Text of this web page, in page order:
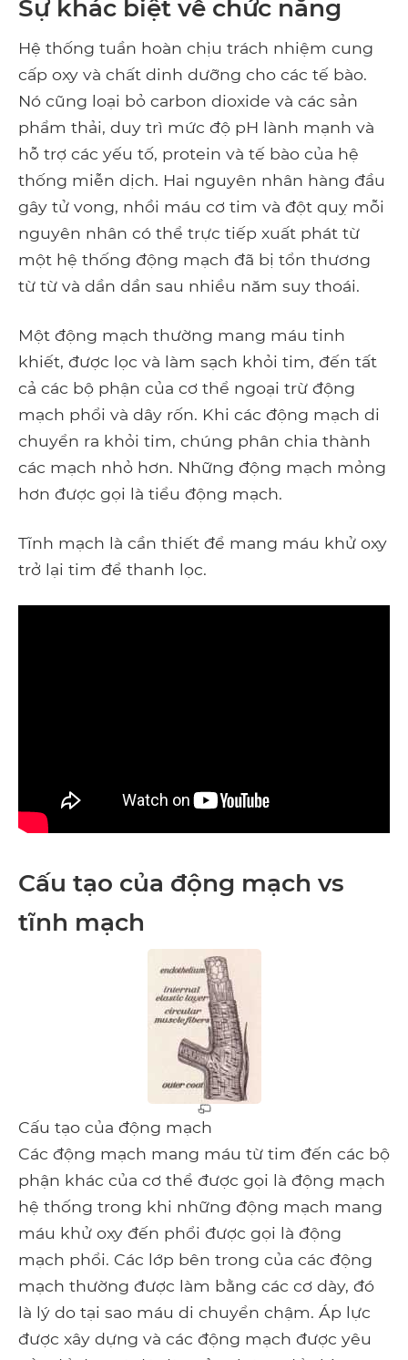
Sự khác biệt về chức năng
Hệ thống tuần hoàn chịu trách nhiệm cung
cấp oxy và chất dinh dưỡng cho các tế bào.
Nó cũng loại bỏ carbon dioxide và các sản
phẩm thải, duy trì mức độ pH lành mạnh và
hỗ trợ các yếu tố, protein và tế bào của hệ
thống miễn dịch. Hai nguyên nhân hàng đầu
gây tử vong, nhồi máu cơ tim và đột quỵ mỗi
nguyên nhân có thể trực tiếp xuất phát từ
một hệ thống động mạch đã bị tổn thương
từ từ và dần dần sau nhiều năm suy thoái.
Một động mạch thường mang máu tinh
khiết, được lọc và làm sạch khỏi tim, đến tất
cả các bộ phận của cơ thể ngoại trừ động
mạch phổi và dây rốn. Khi các động mạch di
chuyển ra khỏi tim, chúng phân chia thành
các mạch nhỏ hơn. Những động mạch mỏng
hơn được gọi là tiểu động mạch.
Tĩnh mạch là cần thiết để mang máu khử oxy
trở lại tim để thanh lọc.
Cấu tạo của động mạch vs
tĩnh mạch
Cấu tạo của động mạch
Các động mạch mang máu từ tim đến các bộ
phận khác của cơ thể được gọi là động mạch
hệ thống trong khi những động mạch mang
máu khử oxy đến phổi được gọi là động
mạch phổi. Các lớp bên trong của các động
mạch thường được làm bằng các cơ dày, đó
là lý do tại sao máu di chuyển chậm. Áp lực
được xây dựng và các động mạch được yêu